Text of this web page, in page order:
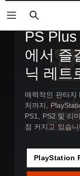
검
색
가이드 및 사설
PS
에서 즐
닉 레트
매력적인 판타지
처까지,
PS1, PS2 및 리
점 커지고 있습니
PlayStation